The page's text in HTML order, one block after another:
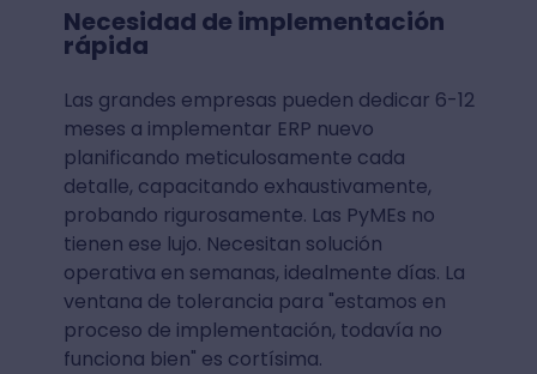
Necesidad de implementación
rápida
Las grandes empresas pueden dedicar 6-12
meses a implementar ERP nuevo
planificando meticulosamente cada
detalle, capacitando exhaustivamente,
probando rigurosamente. Las PyMEs no
tienen ese lujo. Necesitan solución
operativa en semanas, idealmente días. La
ventana de tolerancia para "estamos en
proceso de implementación, todavía no
funciona bien" es cortísima.